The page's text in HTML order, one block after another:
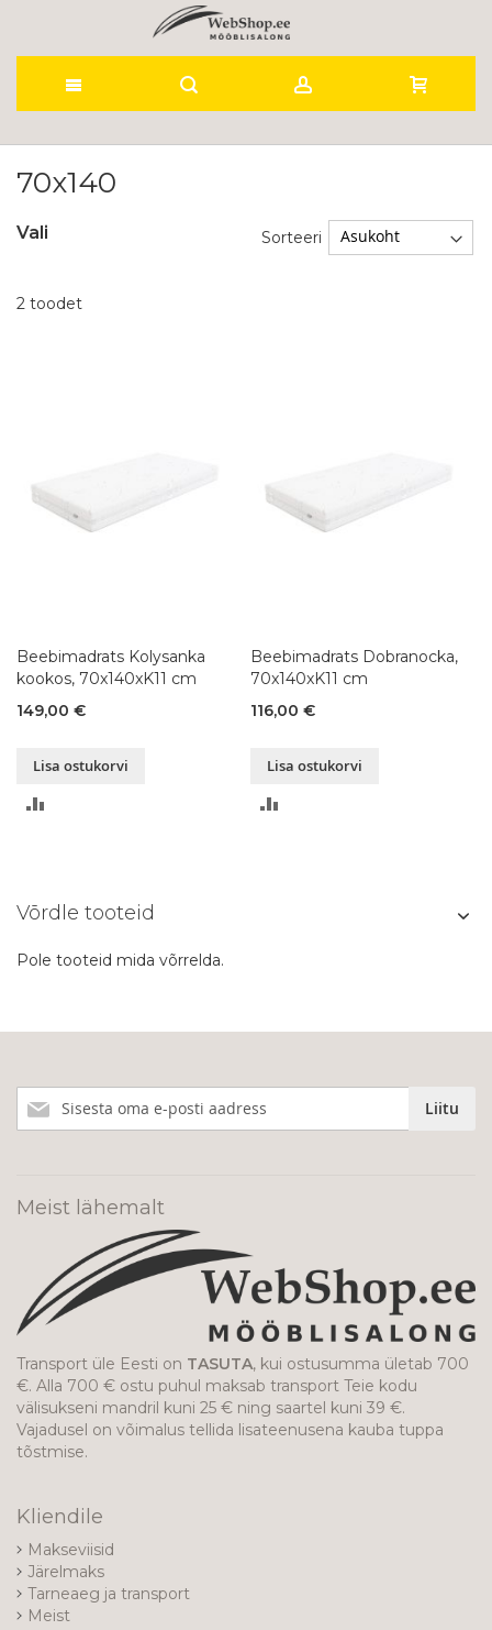
to
70x140
2 toodet
Sorteeri
Beebimadrats Kolysanka
kookos, 70x140xK11 cm
149,00 €
Lisa ostukorvi
Beebimadrats Dobranocka,
70x140xK11 cm
116,00 €
Lisa ostukorvi
Vali
Võrdle tooteid
Pole tooteid mida võrrelda.
meie
Liitu
Meist lähemalt
Transport üle Eesti on TASUTA, kui ostusumma ületab 700
€. Alla 700 € ostu puhul maksab transport Teie kodu
välisukseni mandril kuni 25 € ning saartel kuni 39 €.
Vajadusel on võimalus tellida lisateenusena kauba tuppa
tõstmise.
Kliendile
Makseviisid
Järelmaks
Tarneaeg ja transport
Meist